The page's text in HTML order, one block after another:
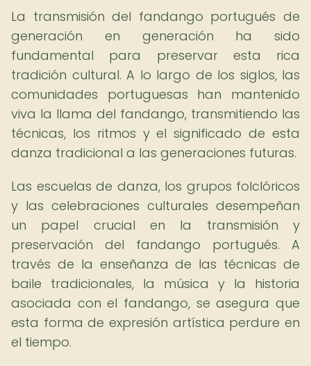
La transmisión del fandango portugués de
generación en generación ha sido
fundamental para preservar esta rica
tradición cultural. A lo largo de los siglos, las
comunidades portuguesas han mantenido
viva la llama del fandango, transmitiendo las
técnicas, los ritmos y el significado de esta
danza tradicional a las generaciones futuras.
Las escuelas de danza, los grupos folclóricos
y las celebraciones culturales desempeñan
un papel crucial en la transmisión y
preservación del fandango portugués. A
través de la enseñanza de las técnicas de
baile tradicionales, la música y la historia
asociada con el fandango, se asegura que
esta forma de expresión artística perdure en
el tiempo.